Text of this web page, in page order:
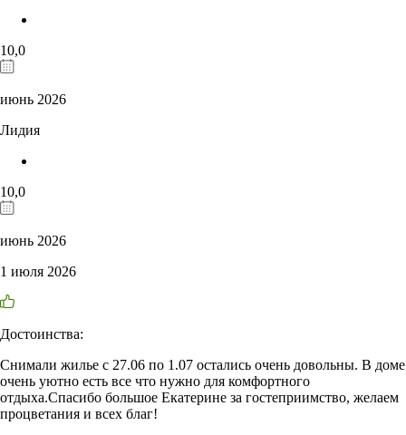
10,0
июнь 2026
Лидия
10,0
июнь 2026
1 июля 2026
Достоинства:
Снимали жилье с 27.06 по 1.07 остались очень довольны. В доме
очень уютно есть все что нужно для комфортного
отдыха.Спасибо большое Екатерине за гостеприимство, желаем
процветания и всех благ!